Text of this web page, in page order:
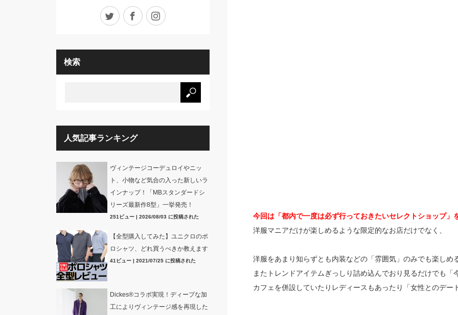
今回は「都内で一度は必ず行っておきたいセレクトショップ」
洋服マニアだけが楽しめるような限定的なお店だけでなく、
洋服をあまり知らずとも内装などの「雰囲気」のみでも楽しめ
またトレンドアイテムぎっしり詰め込んでおり見るだけでも「
カフェを併設していたりレディースもあったり「女性とのデー
Twitter Facebook
検索
人気記事ランキング
ヴィンテージコーデュロイやニッ
ト、小物など気合の入った新しいラ
インナップ！「MBスタンダードシ
リーズ最新作8型」一挙発売！
251ビュー| 2026/08/03 に投稿された
【全型購入してみた】ユニクロのポ
ロシャツ、どれ買うべきか教えます
41ビュー| 2021/07/25 に投稿された
Dickes®コラボ実現！ディープな加
工によりヴィンテージ感を再現した